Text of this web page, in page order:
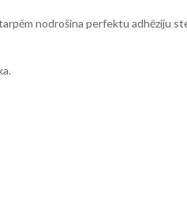
nodrošina perfektu adhēziju